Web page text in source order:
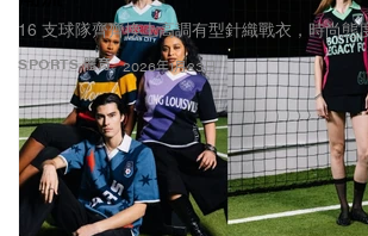
SPORTS 體育
16 支球隊齊齊換上高調有型針織戰衣，時尚態
2026年1月23日